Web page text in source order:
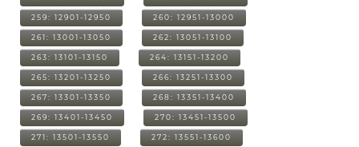
259: 12901-12950 260: 12951-13000
261: 13001-13050 262: 13051-13100
263: 13101-13150 264: 13151-13200
265: 13201-13250 266: 13251-13300
267: 13301-13350 268: 13351-13400
269: 13401-13450 270: 13451-13500
271: 13501-13550 272: 13551-13600